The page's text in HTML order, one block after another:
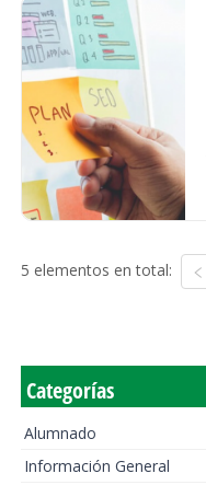
5 elementos en total:
Categorías
Alumnado
Información General